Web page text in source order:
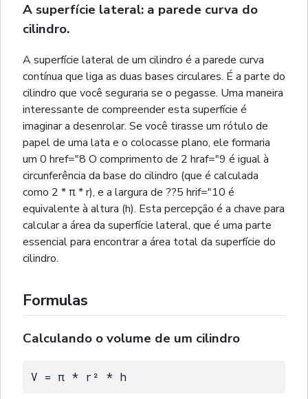
A superfície lateral: a parede curva do
cilindro.
A superfície lateral de um cilindro é a parede curva
contínua que liga as duas bases circulares. É a parte do
cilindro que você seguraria se o pegasse. Uma maneira
interessante de compreender esta superfície é
imaginar a desenrolar. Se você tirasse um rótulo de
papel de uma lata e o colocasse plano, ele formaria
um 0 href="8 O comprimento de 2 hraf="9 é igual à
circunferência da base do cilindro (que é calculada
como 2 * π * r), e a largura de ??5 hrif="10 é
equivalente à altura (h). Esta percepção é a chave para
calcular a área da superfície lateral, que é uma parte
essencial para encontrar a área total da superfície do
cilindro.
Formulas
Calculando o volume de um cilindro
V = π * r² * h